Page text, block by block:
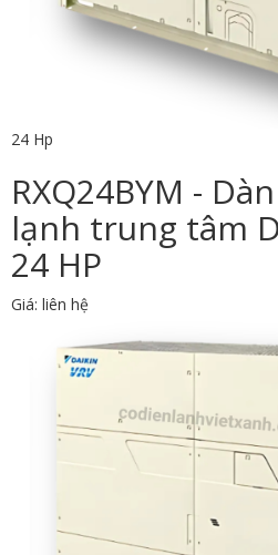
24 Hp
RXQ24BYM -
lạnh trung tâm
24 HP
Giá: liên hệ